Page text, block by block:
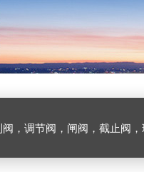
，闸阀，截止阀，球阀，蝶阀，止回阀，高温高压